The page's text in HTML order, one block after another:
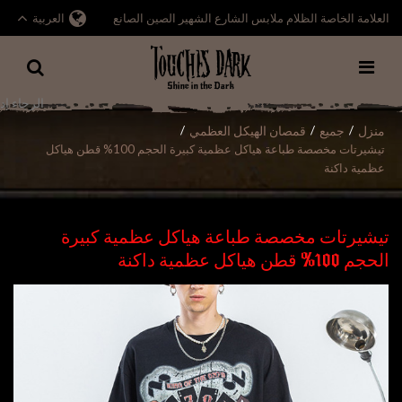
العلامة الخاصة الظلام ملابس الشارع الشهير الصين الصانع العربية
منزل / جميع / قمصان الهيكل العظمي /
تيشيرتات مخصصة طباعة هياكل عظمية كبيرة الحجم 100% قطن هياكل
عظمية داكنة
تيشيرتات مخصصة طباعة هياكل عظمية كبيرة
الحجم 100% قطن هياكل عظمية داكنة